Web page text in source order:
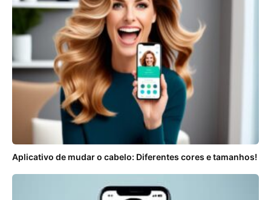
Aplicativo de mudar o cabelo: Diferentes cores e tamanhos!